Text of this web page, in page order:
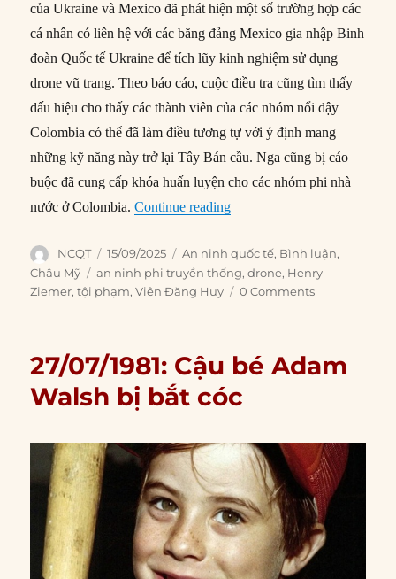
của Ukraine và Mexico đã phát hiện một số trường hợp các
cá nhân có liên hệ với các băng đảng Mexico gia nhập Binh
đoàn Quốc tế Ukraine để tích lũy kinh nghiệm sử dụng
drone vũ trang. Theo báo cáo, cuộc điều tra cũng tìm thấy
dấu hiệu cho thấy các thành viên của các nhóm nổi dậy
Colombia có thể đã làm điều tương tự với ý định mang
những kỹ năng này trở lại Tây Bán cầu. Nga cũng bị cáo
buộc đã cung cấp khóa huấn luyện cho các nhóm phi nhà
nước ở Colombia.Continue reading“Sử dụng drone trong hoạt
Author
NCQT
Posted
on
15/09/2025 Categories
An ninh quốc tế, Bình luận,
Châu Mỹ
Tags
an ninh phi truyền thống,drone, Henry
Ziemer,tội phạm,Viên Đăng Huy 0 Comments
27/07/1981: Cậu bé Adam
Walsh bị bắt cóc